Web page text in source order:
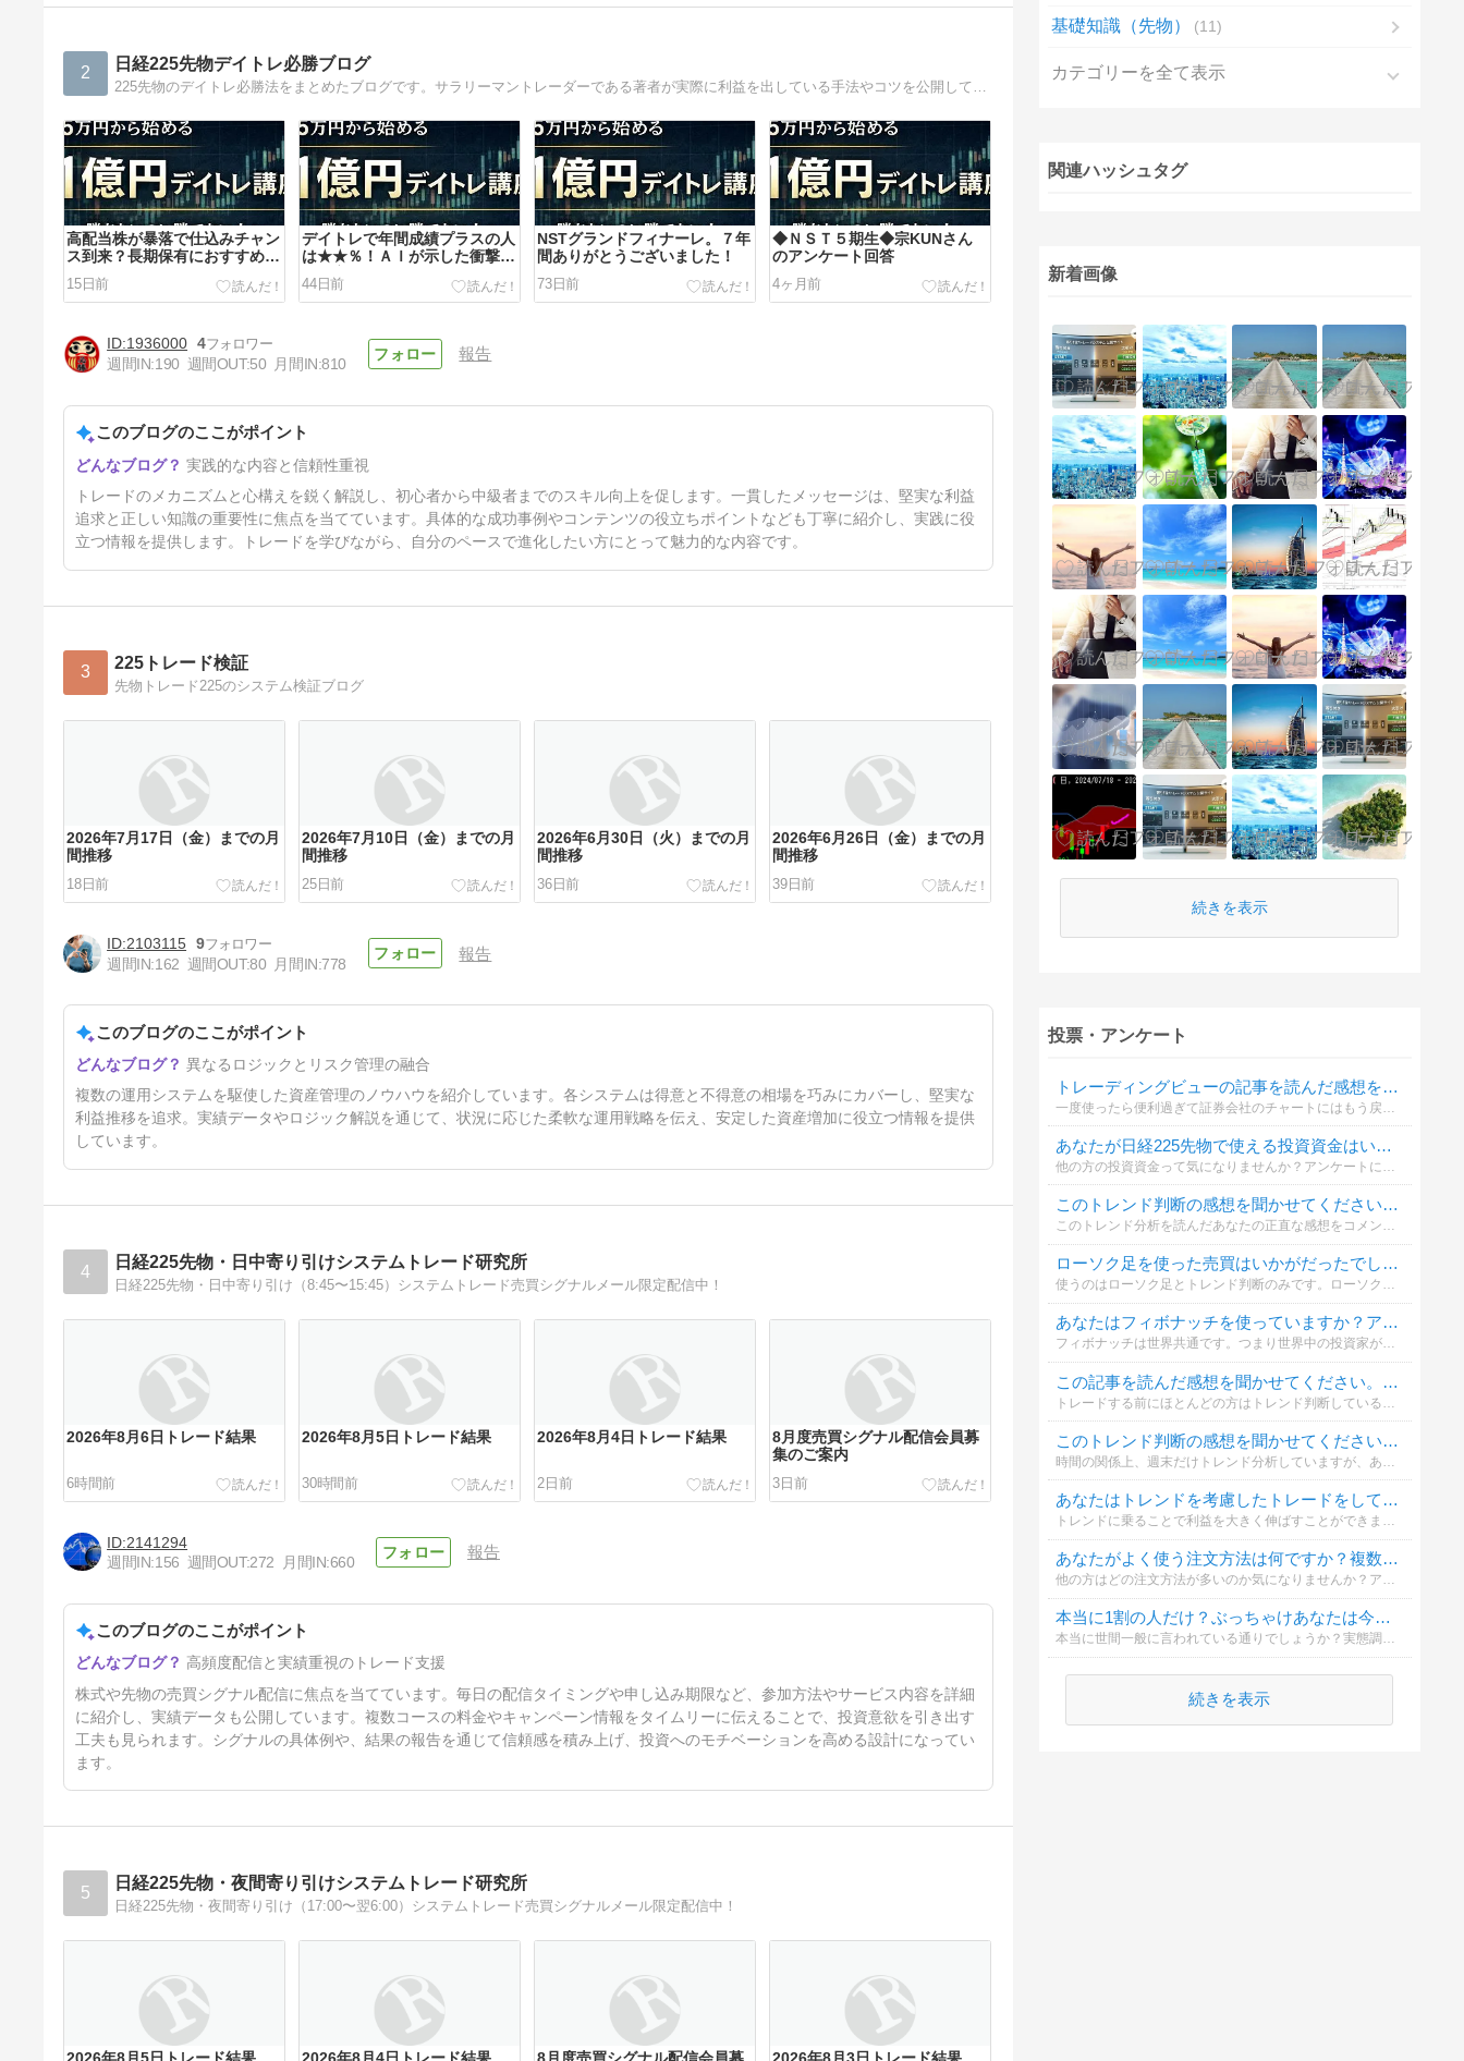
2 日経225先物デイトレ必勝ブログ
高配当株が暴落で仕込みチャン
ス到来？長期保有におすすめの
５銘柄
15日前
デイトレで年間成績プラスの人
は★★％！ＡＩが示した衝撃的
な数字
44日前
NSTグランドフィナーレ。７年
間ありがとうございました！
73日前
◆ＮＳＴ５期生◆宗KUNさん
のアンケート回答
4ヶ月前
◆ＮＳＴ５期生◆Haruさんの
アンケート回答
5ヶ月前
1936000 4
週間IN:190 週間OUT:50 月間IN:810
報告
このブログのここがポイント
実践的な内容と信頼性重視
トレードのメカニズムと心構えを鋭く解説し、初心者から中級者までのスキル向上を促します。一貫したメッセージは、堅実な利益
追求と正しい知識の重要性に焦点を当てています。具体的な成功事例やコンテンツの役立ちポイントなども丁寧に紹介し、実践に役
立つ情報を提供します。トレードを学びながら、自分のペースで進化したい方にとって魅力的な内容です。
3 225トレード検証
先物トレード225のシステム検証ブログ
2026年7月17日（金）までの月
間推移
18日前
2026年7月10日（金）までの月
間推移
25日前
2026年6月30日（火）までの月
間推移
36日前
2026年6月26日（金）までの月
間推移
39日前
2026年6月19日（金）までの月
間推移
46日前
2103115 9
週間IN:162 週間OUT:80 月間IN:778
報告
このブログのここがポイント
異なるロジックとリスク管理の融合
複数の運用システムを駆使した資産管理のノウハウを紹介しています。各システムは得意と不得意の相場を巧みにカバーし、堅実な
利益推移を追求。実績データやロジック解説を通じて、状況に応じた柔軟な運用戦略を伝え、安定した資産増加に役立つ情報を提供
しています。
4 日経225先物・日中寄り引けシステムトレード研究所
日経225先物・日中寄り引け（8:45〜15:45）システムトレード売買シグナルメール限定配信中！
2026年8月6日トレード結果
6時間前
2026年8月5日トレード結果
30時間前
2026年8月4日トレード結果
2日前
8月度売買シグナル配信会員募
集のご案内
3日前
3日前
2141294
週間IN:156 週間OUT:272 月間IN:660
報告
このブログのここがポイント
高頻度配信と実績重視のトレード支援
株式や先物の売買シグナル配信に焦点を当てています。毎日の配信タイミングや申し込み期限など、参加方法やサービス内容を詳細
に紹介し、実績データも公開しています。複数コースの料金やキャンペーン情報をタイムリーに伝えることで、投資意欲を引き出す
工夫も見られます。シグナルの具体例や、結果の報告を通じて信頼感を積み上げ、投資へのモチベーションを高める設計になってい
ます。
5 日経225先物・夜間寄り引けシステムトレード研究所
日経225先物・夜間寄り引け（17:00〜翌6:00）システムトレード売買シグナルメール限定配信中！
基礎知識（先物） 11
カテゴリーを全て表示
関連ハッシュタグ
新着画像
続きを表示
投票・アンケート
トレーディングビューの記事を読んだ感想を聞かせてください！！複数選択可です。
あなたが日経225先物で使える投資資金はいくらですか？
他の方の投資資金って気になりませんか？アンケートに答えることで他の方の投資資金がわかります(((o(*ﾟ▽ﾟ*)o)))
このトレンド判断の感想を聞かせてください。複数選択可能です。
このトレンド分析を読んだあなたの正直な感想をコメント欄にお聞かせください。
ローソク足を使った売買はいかがだったでしょうか。複数回答可能です。
使うのはローソク足とトレンド判断のみです。ローソク足を使った手法は他にも色々とありますが、この記事を読んだあなたの率直な感想を是非聞かせてくださいね。
あなたはフィボナッチを使っていますか？アンケートに答えてコメントもくださいね。
フィボナッチは世界共通です。つまり世界中の投資家が意識している指標でもあります。あなたのフィボナッチに対する意見を聞かせてください。
この記事を読んだ感想を聞かせてください。複数回答可能です。
このトレンド判断の感想を聞かせてください。複数選択可能です。
あなたはトレンドを考慮したトレードをしていますか？複数回答可能です。
トレンドに乗ることで利益を大きく伸ばすことができます。トレンドとはその方向に株価が動き、値幅、時間も大きく長くなります。半トレンドでも収益機会はありますが、値幅は小さく、時間も短い傾向があります。
あなたがよく使う注文方法は何ですか？複数チェック可能です。
他の方はどの注文方法が多いのか気になりませんか？アンケートに答えると結果が見れます(/・ω・)/
本当に1割の人だけ？ぶっちゃけあなたは今現在安定的に儲け続けていますか？
本当に世間一般に言われている通りでしょうか？実態調査です（笑）実際あなたも気になりませんか？アンケートに答えることで本当に1割の方した勝てていないのか、結果が見れます！あてはまるもの全てにチェック！！
続きを表示